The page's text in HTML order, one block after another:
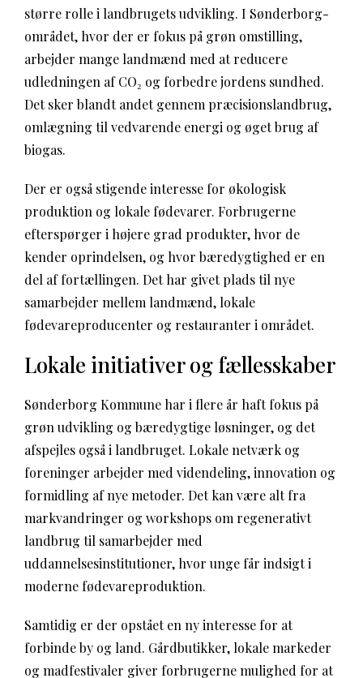
større rolle i landbrugets udvikling. I Sønderborg-
området, hvor der er fokus på grøn omstilling,
arbejder mange landmænd med at reducere
udledningen af CO₂ og forbedre jordens sundhed.
Det sker blandt andet gennem præcisionslandbrug,
omlægning til vedvarende energi og øget brug af
biogas.
Der er også stigende interesse for økologisk
produktion og lokale fødevarer. Forbrugerne
efterspørger i højere grad produkter, hvor de
kender oprindelsen, og hvor bæredygtighed er en
del af fortællingen. Det har givet plads til nye
samarbejder mellem landmænd, lokale
fødevareproducenter og restauranter i området.
Lokale initiativer og fællesskaber
Sønderborg Kommune har i flere år haft fokus på
grøn udvikling og bæredygtige løsninger, og det
afspejles også i landbruget. Lokale netværk og
foreninger arbejder med videndeling, innovation og
formidling af nye metoder. Det kan være alt fra
markvandringer og workshops om regenerativt
landbrug til samarbejder med
uddannelsesinstitutioner, hvor unge får indsigt i
moderne fødevareproduktion.
Samtidig er der opstået en ny interesse for at
forbinde by og land. Gårdbutikker, lokale markeder
og madfestivaler giver forbrugerne mulighed for at